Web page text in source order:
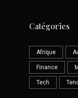
Catégories
Afrique
Finance
Tech